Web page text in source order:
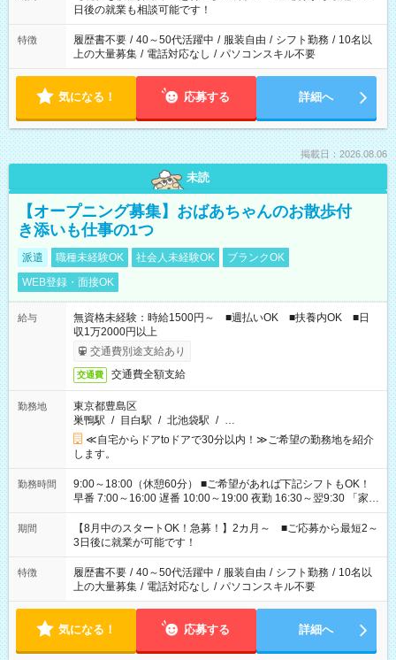
の方へ 今ご覧のお仕事で希望する勤務時間と、もう1つのお仕事
の勤務時間。 合計で週40時間を超える場合は応募できません。
日後の就業も相談可能です！
特徴 履歴書不要 / 40～50代活躍中 / 服装自由 / シフト勤務 / 10名以
上の大量募集 / 電話対応なし / パソコンスキル不要
気になる！ 応募する 詳細へ
掲載日：2026.08.06
未読
【オープニング募集】おばあちゃんのお散歩付
き添いも仕事の1つ
派遣 職種未経験OK 社会人未経験OK
ブランクOK
WEB登録・面接OK
給与
無資格未経験：時給1500円～ ■週払いOK ■扶養内OK ■日
収1万2000円以上
交通費別途支給あり
交通費 交通費全額支給
勤務地
東京都豊島区
巣鴨駅 / 目白駅 / 北池袋駅 / …
≪自宅からドアtoドアで30分以内！≫ご希望の勤務地を紹介
します。
勤務時間
9:00～18:00（休憩60分） ■ご希望があれば下記シフトもOK！
早番 7:00～16:00 遅番 10:00～19:00 夜勤 16:30～翌9:30 「家族
と休みを合わせたい」 「余裕を持って夕飯の準備がしたい」
「できれば残業はしたくない」 など、ご希望を教えてください
ね。 ※Wワーク希望の方へ 今ご覧のお仕事で希望する勤務時間
と、もう1つのお仕事の勤務時間。 合計で週40時間を超える場
合は応募できません。
期間
【8月中のスタートOK！急募！】2カ月～ ■ご応募から最短2～
3日後に就業が可能です！
特徴 履歴書不要 / 40～50代活躍中 / 服装自由 / シフト勤務 / 10名以
上の大量募集 / 電話対応なし / パソコンスキル不要
気になる！ 応募する 詳細へ